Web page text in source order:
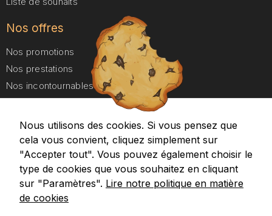
Nos offres
Nos promotions
Nos prestations
Nos incontournables
Nos forfaits Duo
A propos
Aides et Contact
Google maps
Recevez nos promotions
Nous utilisons des cookies. Si vous pensez que
cela vous convient, cliquez simplement sur
"Accepter tout". Vous pouvez également choisir le
type de cookies que vous souhaitez en cliquant
sur "Paramètres". Lire notre politique en matière
de cookies